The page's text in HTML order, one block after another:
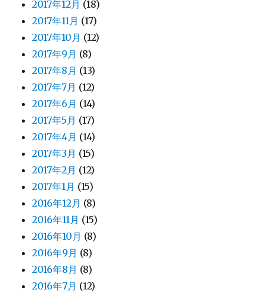
2017年12月 (18)
2017年11月 (17)
2017年10月 (12)
2017年9月 (8)
2017年8月 (13)
2017年7月 (12)
2017年6月 (14)
2017年5月 (17)
2017年4月 (14)
2017年3月 (15)
2017年2月 (12)
2017年1月 (15)
2016年12月 (8)
2016年11月 (15)
2016年10月 (8)
2016年9月 (8)
2016年8月 (8)
2016年7月 (12)